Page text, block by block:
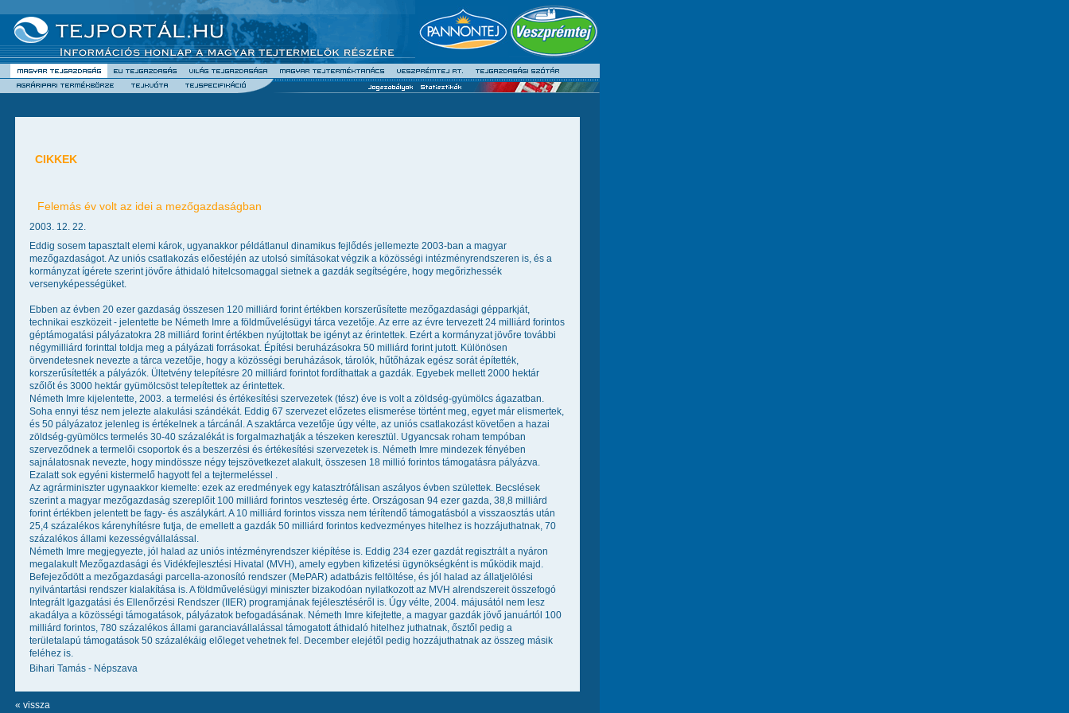
CIKKEK
Felemás év volt az idei a mezőgazdaságban
2003. 12. 22.
Eddig sosem tapasztalt elemi károk, ugyanakkor példátlanul dinamikus fejlődés jellemezte 2003-ban a magyar
mezőgazdaságot. Az uniós csatlakozás előestéjén az utolsó simításokat végzik a közösségi intézményrendszeren is, és a
kormányzat ígérete szerint jövőre áthidaló hitelcsomaggal sietnek a gazdák segítségére, hogy megőrizhessék
versenyképességüket.
Ebben az évben 20 ezer gazdaság összesen 120 milliárd forint értékben korszerűsítette mezőgazdasági gépparkját,
technikai eszközeit - jelentette be Németh Imre a földművelésügyi tárca vezetője. Az erre az évre tervezett 24 milliárd forintos
géptámogatási pályázatokra 28 milliárd forint értékben nyújtottak be igényt az érintettek. Ezért a kormányzat jövőre további
négymilliárd forinttal toldja meg a pályázati forrásokat. Építési beruházásokra 50 milliárd forint jutott. Különösen
örvendetesnek nevezte a tárca vezetője, hogy a közösségi beruházások, tárolók, hűtőházak egész sorát építették,
korszerűsítették a pályázók. Ültetvény telepítésre 20 milliárd forintot fordíthattak a gazdák. Egyebek mellett 2000 hektár
szőlőt és 3000 hektár gyümölcsöst telepítettek az érintettek.
Németh Imre kijelentette, 2003. a termelési és értékesítési szervezetek (tész) éve is volt a zöldség-gyümölcs ágazatban.
Soha ennyi tész nem jelezte alakulási szándékát. Eddig 67 szervezet előzetes elismerése történt meg, egyet már elismertek,
és 50 pályázatoz jelenleg is értékelnek a tárcánál. A szaktárca vezetője úgy vélte, az uniós csatlakozást követően a hazai
zöldség-gyümölcs termelés 30-40 százalékát is forgalmazhatják a tészeken keresztül. Ugyancsak roham tempóban
szerveződnek a termelői csoportok és a beszerzési és értékesítési szervezetek is. Németh Imre mindezek fényében
sajnálatosnak nevezte, hogy mindössze négy tejszövetkezet alakult, összesen 18 millió forintos támogatásra pályázva.
Ezalatt sok egyéni kistermelő hagyott fel a tejtermeléssel .
Az agrárminiszter ugynaakkor kiemelte: ezek az eredmények egy katasztrófálisan aszályos évben születtek. Becslések
szerint a magyar mezőgazdaság szereplőit 100 milliárd forintos veszteség érte. Országosan 94 ezer gazda, 38,8 milliárd
forint értékben jelentett be fagy- és aszálykárt. A 10 milliárd forintos vissza nem térítendő támogatásból a visszaosztás után
25,4 százalékos kárenyhítésre futja, de emellett a gazdák 50 milliárd forintos kedvezményes hitelhez is hozzájuthatnak, 70
százalékos állami kezességvállalással.
Németh Imre megjegyezte, jól halad az uniós intézményrendszer kiépítése is. Eddig 234 ezer gazdát regisztrált a nyáron
megalakult Mezőgazdasági és Vidékfejlesztési Hivatal (MVH), amely egyben kifizetési ügynökségként is működik majd.
Befejeződött a mezőgazdasági parcella-azonosító rendszer (MePAR) adatbázis feltöltése, és jól halad az állatjelölési
nyilvántartási rendszer kialakítása is. A földművelésügyi miniszter bizakodóan nyilatkozott az MVH alrendszereit összefogó
Integrált Igazgatási és Ellenőrzési Rendszer (IIER) programjának fejélesztéséről is. Úgy vélte, 2004. májusától nem lesz
akadálya a közösségi támogatások, pályázatok befogadásának. Németh Imre kifejtette, a magyar gazdák jövő januártól 100
milliárd forintos, 780 százalékos állami garanciavállalással támogatott áthidaló hitelhez juthatnak, ősztől pedig a
területalapú támogatások 50 százalékáig előleget vehetnek fel. December elejétől pedig hozzájuthatnak az összeg másik
feléhez is.
Bihari Tamás - Népszava
« vissza